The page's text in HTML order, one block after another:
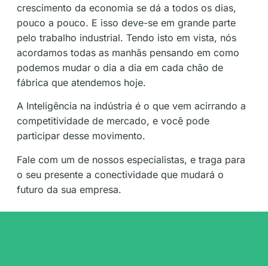
crescimento da economia se dá a todos os dias,
pouco a pouco. E isso deve-se em grande parte
pelo trabalho industrial. Tendo isto em vista, nós
acordamos todas as manhãs pensando em como
podemos mudar o dia a dia em cada chão de
fábrica que atendemos hoje.
A Inteligência na indústria é o que vem acirrando a
competitividade de mercado, e você pode
participar desse movimento.
Fale com um de nossos especialistas, e traga para
o seu presente a conectividade que mudará o
futuro da sua empresa.